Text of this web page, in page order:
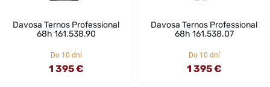
Davosa Ternos Professional
68h 161.538.90
Do 10 dní
1 395 €
Davosa Ternos Professional
68h 161.538.07
Do 10 dní
1 395 €